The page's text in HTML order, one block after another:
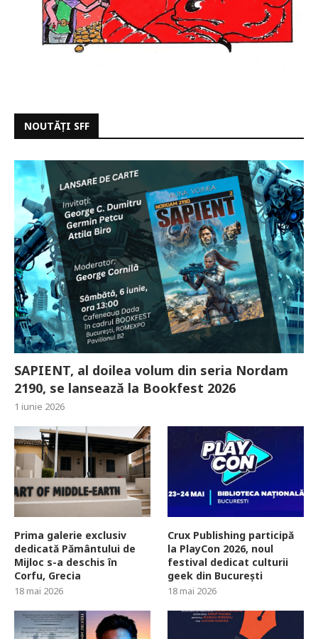
NOUTĂȚI SFF
SAPIENT, al doilea volum din seria Nordam
2190, se lansează la Bookfest 2026
1 iunie 2026
Prima galerie exclusiv
dedicată Pământului de
Mijloc s-a deschis în
Corfu, Grecia
18 mai 2026
Crux Publishing participă
la PlayCon 2026, noul
festival dedicat culturii
geek din București
18 mai 2026